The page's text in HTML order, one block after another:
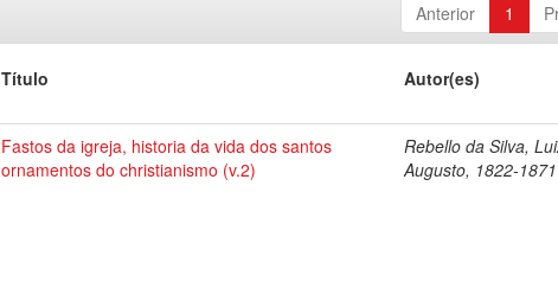
Anterior 1
Título Autor(es)
Fastos da igreja, historia da vida dos santos
ornamentos do christianismo (v.2)
Rebello da Silva,
Augusto, 1822-1871